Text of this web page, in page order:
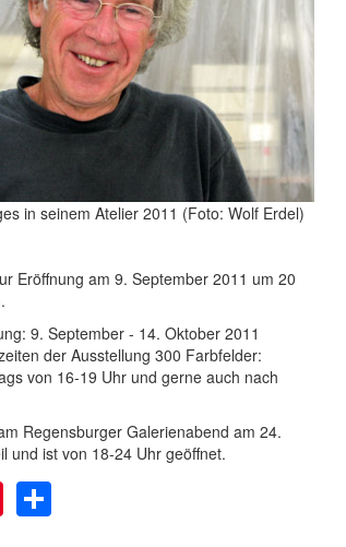
in seinem Atelier 2011 (Foto: Wolf Erdel)
Eröffnung am 9. September 2011 um 20
9. September - 14. Oktober 2011
der Ausstellung 300 Farbfelder:
von 16-19 Uhr und gerne auch nach
Regensburger Galerienabend am 24.
und ist von 18-24 Uhr geöffnet.
Pinterest